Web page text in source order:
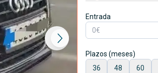
Entrada
Plazos (meses)
36
48 60